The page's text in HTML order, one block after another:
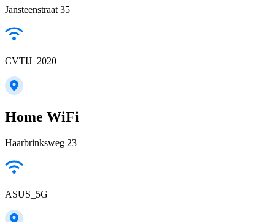
Jansteenstraat 35
CVTIJ_2020
Home WiFi
Haarbrinksweg 23
ASUS_5G